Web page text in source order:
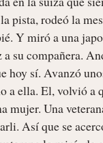
pista, rodeó la
Y miró a una
a su compañera.
hoy sí. Avanzó
a ella. El, volvió a
mujer. Una
Así que se